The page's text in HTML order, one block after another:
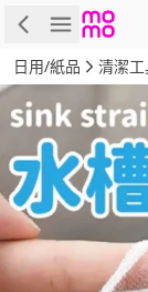
商品
日用/紙品 清潔